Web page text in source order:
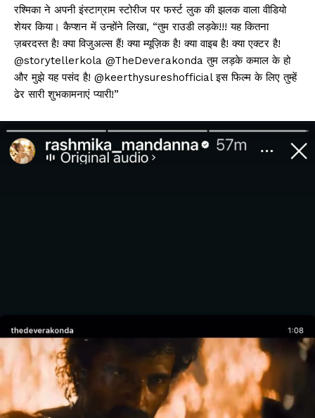
रश्मिका ने अपनी इंस्टाग्राम स्टोरीज पर फर्स्ट लुक की झलक वाला वीडियो
शेयर किया। कैप्शन में उन्होंने लिखा, “तुम राउडी लड़के!!! यह कितना
ज़बरदस्त है! क्या विजुअल्स हैं! क्या म्यूज़िक है! क्या वाइब है! क्या एक्टर है!
@storytellerkola @TheDeverakonda तुम लड़के कमाल के हो
और मुझे यह पसंद है! @keerthysureshofficial इस फिल्म के लिए तुम्हें
ढेर सारी शुभकामनाएं प्यारी!”